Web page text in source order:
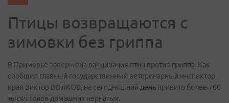
Птицы возвращаются с
зимовки без гриппа
В Приморье завершена вакцинация птиц против гриппа. Как
сообщил главный государственный ветеринарный инспектор
края Виктор ВОЛКОВ, на сегодняшний день привито более 700
тысяч голов домашних пернатых.